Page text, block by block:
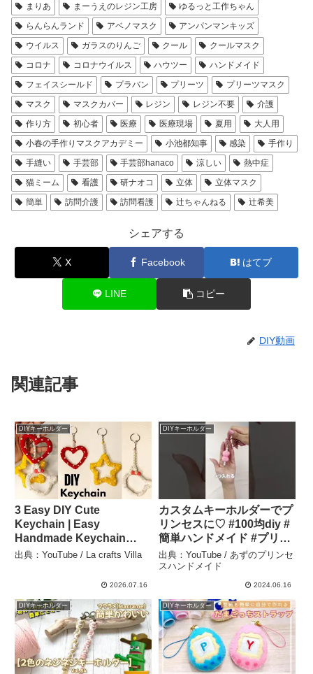
まりあ
まーうえのレジン工房
ゆるっと工作ちゃん
らんらんランド
アベノマスク
アンパンマンキッズ
ウイルス
ガラスのりんご クール
クールマスク
コロナ
コロナウイルス ハウツー
ハンドメイド
フェイスシールド
プラバン プリーツ
プリーツマスク
マスク
マスクカバー レジン レジン不要
介護
作り方
初心者 医療 医療現場 夏用
大人用
小春の手作りマスクアカデミー
小池都知事 感染
手作り
手縫い
手芸部 手芸部hanaco 涼しい
熱中症
猫ミーム
看護 研ナオコ 立体
立体マスク
簡単
訪問介護 訪問看護 辻ちゃんねる 辻希美
シェアする
X Facebook はてブ
LINE コピー
DIY動画
関連記事
DIYキーホルダー
3 Easy DIY Cute
Keychain | Easy
Handmade Keychain
Tutorial | Best Out of
出典：YouTube / La crafts Villa
2026.07.16
DIYキーホルダー
カスタムキーホルダーでプ
リンセスに♡ #100均diy #
簡単ハンドメイド #プリン
セス – あずのプリンセスハ
ンドメイド
出典：YouTube / あずのプリンセ
スハンドメイド
2024.06.16
DIYキーホルダー DIYキーホルダー